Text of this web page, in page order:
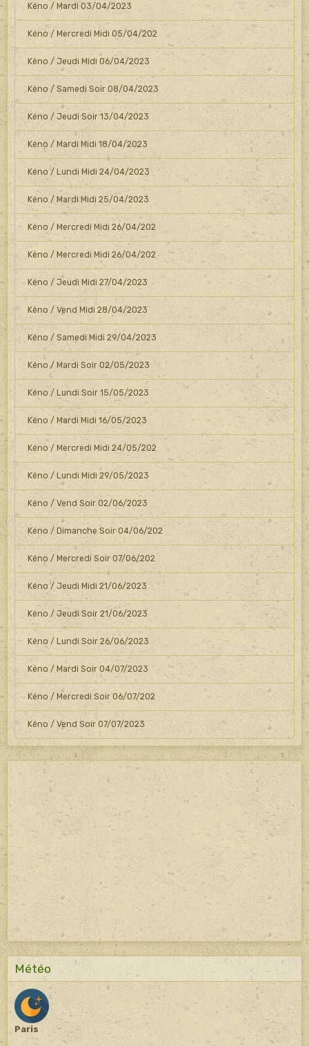
Kéno / Mardi 03/04/2023
Kéno / Mercredi Midi 05/04/202
Kéno / Jeudi Midi 06/04/2023
Kéno / Samedi Soir 08/04/2023
Kéno / Jeudi Soir 13/04/2023
Kéno / Mardi Midi 18/04/2023
Kéno / Lundi Midi 24/04/2023
Kéno / Mardi Midi 25/04/2023
Kéno / Mercredi Midi 26/04/202
Kéno / Mercredi Midi 26/04/202
Kéno / Jeudi Midi 27/04/2023
Kéno / Vend Midi 28/04/2023
Kéno / Samedi Midi 29/04/2023
Kéno / Mardi Soir 02/05/2023
Kéno / Lundi Soir 15/05/2023
Kéno / Mardi Midi 16/05/2023
Kéno / Mercredi Midi 24/05/202
Kéno / Lundi Midi 29/05/2023
Kéno / Vend Soir 02/06/2023
Kéno / Dimanche Soir 04/06/202
Kéno / Mercredi Soir 07/06/202
Kéno / Jeudi Midi 21/06/2023
Kéno / Jeudi Soir 21/06/2023
Kéno / Lundi Soir 26/06/2023
Kéno / Mardi Soir 04/07/2023
Kéno / Mercredi Soir 06/07/202
Kéno / Vend Soir 07/07/2023
Météo
Paris